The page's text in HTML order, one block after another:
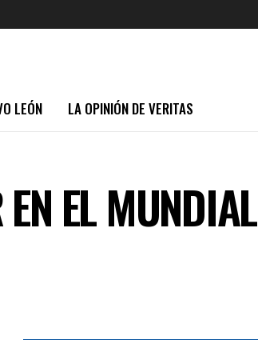
LEÓN LA OPINIÓN DE VERITAS
EL MUNDIAL